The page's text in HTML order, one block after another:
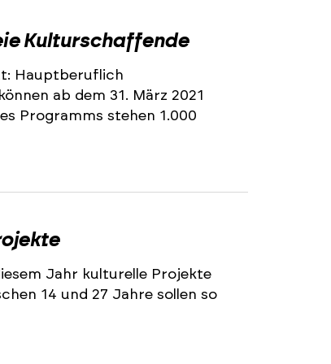
Kulturschaffende
Hauptberuflich
ab dem 31. März 2021
Programms stehen 1.000
Jahr kulturelle Projekte
14 und 27 Jahre sollen so